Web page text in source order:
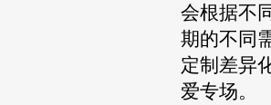
会根据不
期的不同
定制差异
爱专场。